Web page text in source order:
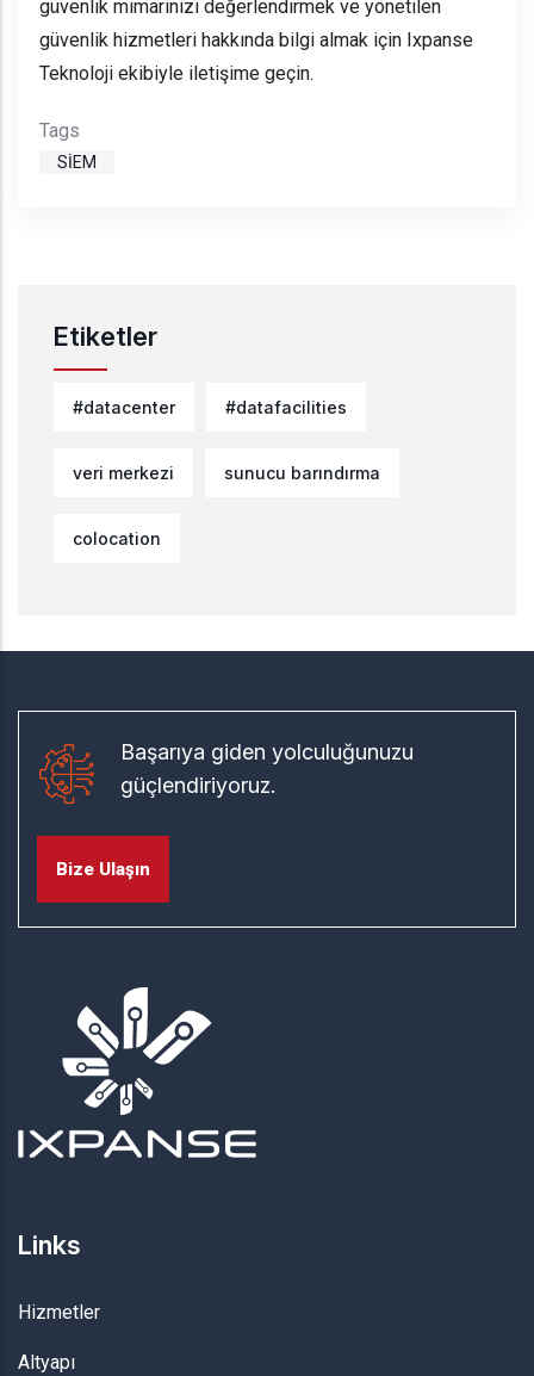
güvenlik mimarinizi değerlendirmek ve yönetilen
güvenlik hizmetleri hakkında bilgi almak için Ixpanse
Teknoloji ekibiyle iletişime geçin.
Tags
SIEM
Etiketler
#datacenter #datafacilities
veri merkezi sunucu barındırma
colocation
Başarıya giden yolculuğunuzu
güçlendiriyoruz.
Bize Ulaşın
Links
Hizmetler
Altyapı